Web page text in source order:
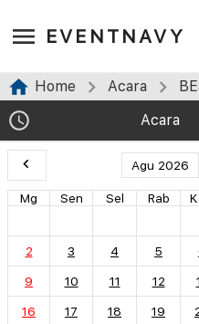
EVENTNAVY
Home Acara
Acara
Agu 2026
Mg Sen Sel Rab
2 3 4 5
9 10 11 12
16 17 18 19